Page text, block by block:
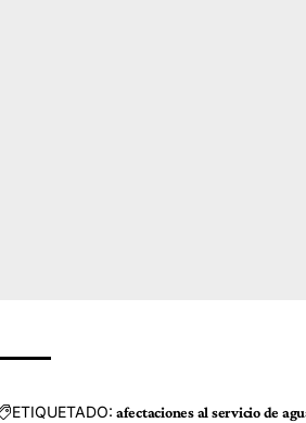
ETIQUETADO: afectaciones al servicio de